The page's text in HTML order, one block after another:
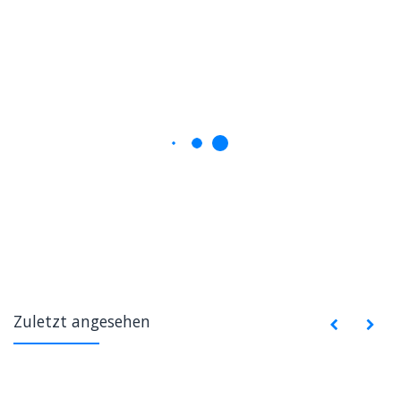
Zuletzt angesehen